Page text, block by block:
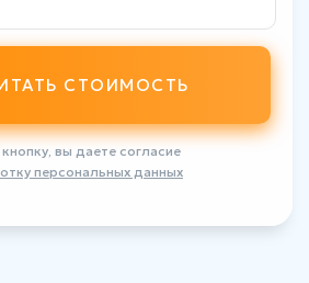
СТОИМОСТЬ
вы даете согласие
персональных данных